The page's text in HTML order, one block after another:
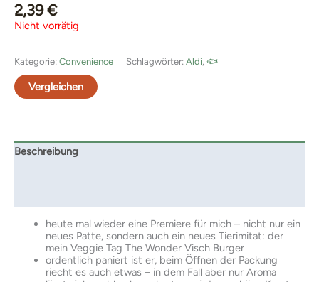
2,39€
Nicht vorrätig
Kategorie: Convenience Schlagwörter: Aldi, 🐟
Vergleichen
Beschreibung
heute mal wieder eine Premiere für mich – nicht nur ein
neues Patte, sondern auch ein neues Tierimitat: der
mein Veggie Tag The Wonder Visch Burger
ordentlich paniert ist er, beim Öffnen der Packung
riecht es auch etwas – in dem Fall aber nur Aroma